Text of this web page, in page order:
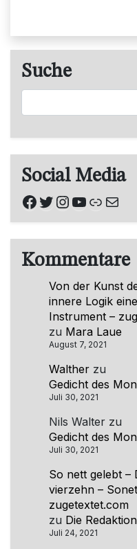
Suche
Suchen
Social Media
Facebook
Twitter
Instagram
YouTube
Link
E-Mail
Kommentare
Von der Kunst
innere Logik
Instrument –
zu Mara Laue
August 7, 2021
Walther zu
Gedicht des
Juli 30, 2021
Nils Walter zu
Gedicht des
Juli 30, 2021
So nett gelebt –
vierzehn –
zugetextet.com
zu Die
Juli 24, 2021